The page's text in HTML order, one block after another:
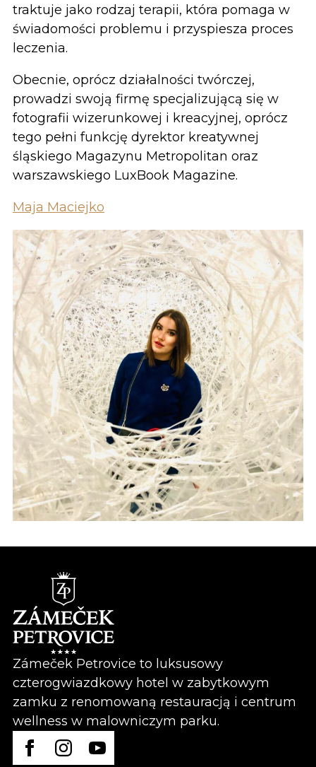
traktuje jako rodzaj terapii, która pomaga w
świadomości problemu i przyspiesza proces
leczenia.
Obecnie, oprócz działalności twórczej,
prowadzi swoją firmę specjalizującą się w
fotografii wizerunkowej i kreacyjnej, oprócz
tego pełni funkcję dyrektor kreatywnej
śląskiego Magazynu Metropolitan oraz
warszawskiego LuxBook Magazine.
Maja Maciejko
Zámeček Petrovice to luksusowy
czterogwiazdkowy hotel w zabytkowym
zamku z renomowaną restauracją i centrum
wellness w malowniczym parku.